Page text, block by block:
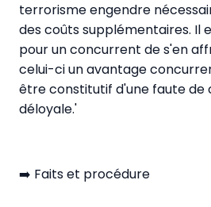
terrorisme engendre
des coûts supplémentaires. Il
pour un concurrent de s'en
celui-ci un avantage
être constitutif d'une faute de
déloyale.'
➡️ Faits et procédure